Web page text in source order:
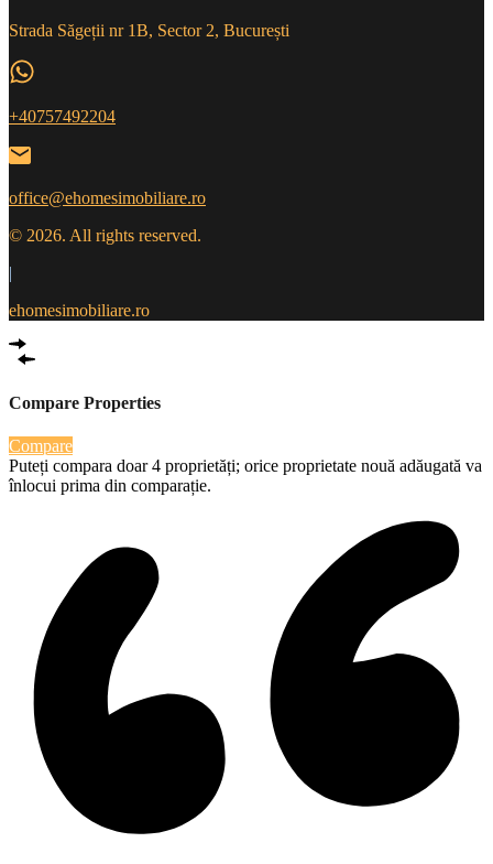
Strada Săgeții nr 1B, Sector 2, București
+40757492204
office@ehomesimobiliare.ro
© 2026. All rights reserved.
|
ehomesimobiliare.ro
Compare Properties
Compare
Puteți compara doar 4 proprietăți; orice proprietate nouă adăugată va
înlocui prima din comparație.